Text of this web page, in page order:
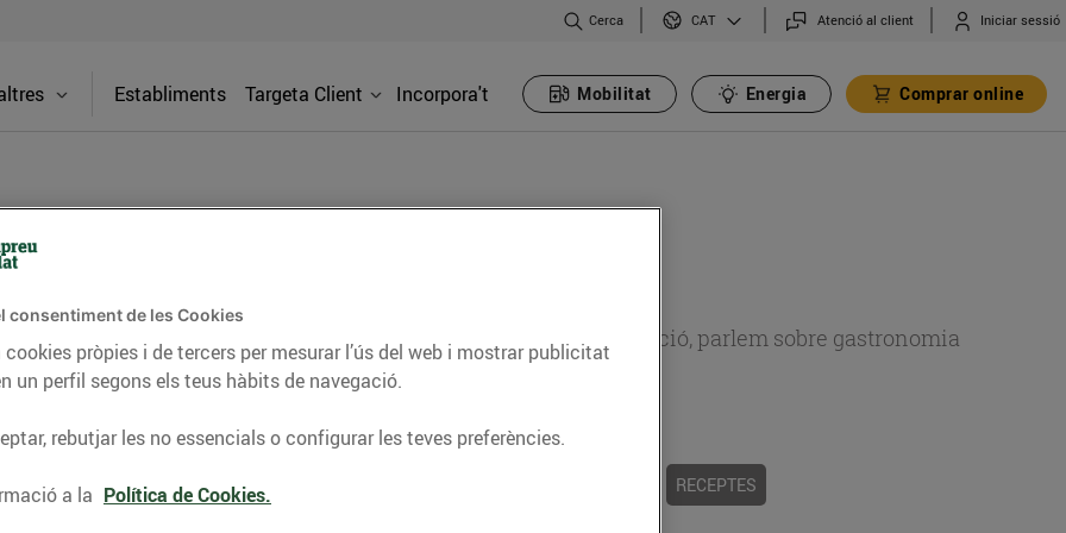
Cerca CAT Atenció al client Iniciar sessió
Establiments Targeta Client Incorpora't Mobilitat Energia Comprar online
consells nutricionals, informació d’actualitat sobre alimentació, parlem sobre gastronomia
del nostre territori i molts altres temes.
CONSELLS I HÀBITS SALUDABLES RECEPTES
consentiment de les Cookies
pròpies i de tercers per mesurar l’ús del web i mostrar publicitat
un perfil segons els teus hàbits de navegació.
rebutjar les no essencials o configurar les teves preferències.
a la Política de Cookies.